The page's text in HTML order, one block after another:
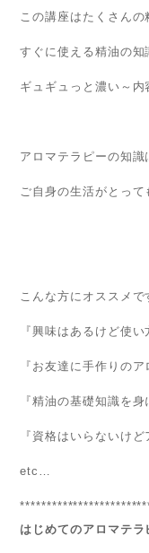
この講座はたくさん
すぐに使える精油の
ギュギュっと濃い～内
アロマテラピーの知識
ご自身の生活がとっ
こんな方にオススメで
『興味はあるけど使
『お友達に手作りの
『精油の基礎知識を身
『資格はいらないけ
etc…
はじめてのアロマテ